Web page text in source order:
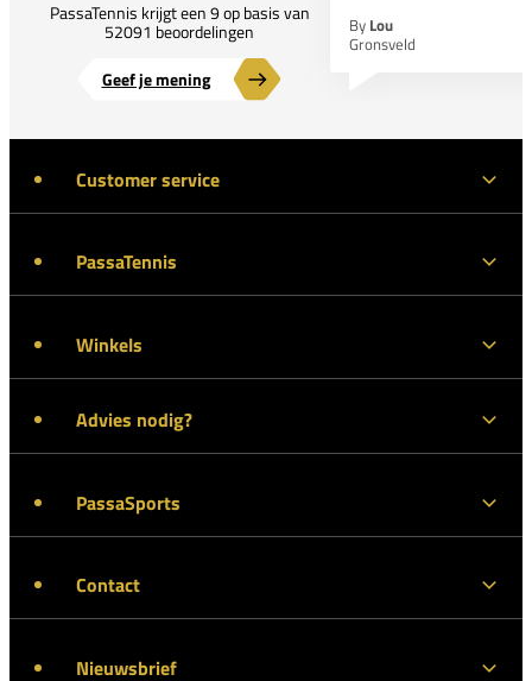
PassaTennis krijgt een 9 op basis van
52091 beoordelingen
Geef je mening
By Lou
Gronsveld
Customer service
PassaTennis
Winkels
Advies nodig?
PassaSports
Contact
Nieuwsbrief